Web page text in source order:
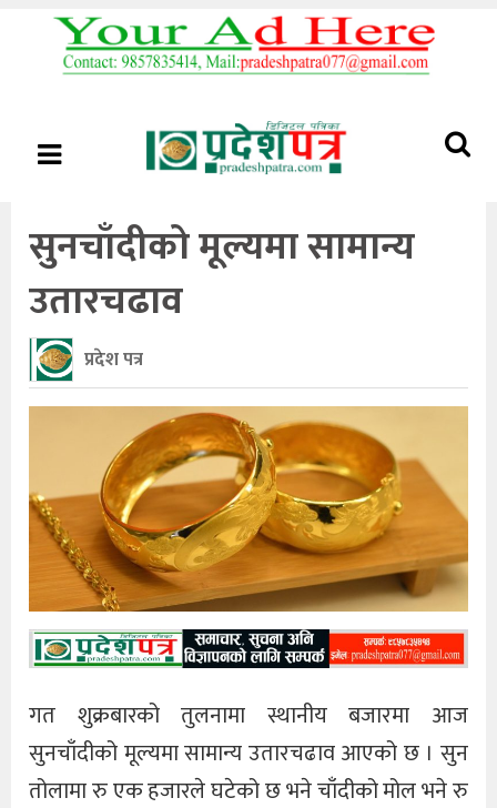
सुनचाँदीको मूल्यमा सामान्य
उतारचढाव
प्रदेश पत्र
गत शुक्रबारको तुलनामा स्थानीय बजारमा आज
सुनचाँदीको मूल्यमा सामान्य उतारचढाव आएको छ । सुन
तोलामा रु एक हजारले घटेको छ भने चाँदीको मोल भने रु